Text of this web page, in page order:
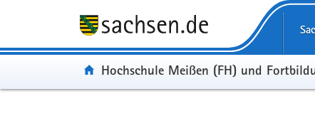
Portal:
Hochschule Meißen (FH) und